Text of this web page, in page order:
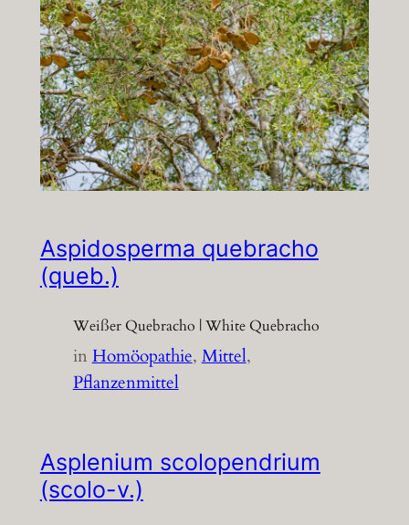
Aspidosperma quebracho
(queb.)
Weißer Quebracho | White Quebracho
inHomöopathie, Mittel
Pflanzenmittel
Asplenium scolopendrium
(scolo-v.)